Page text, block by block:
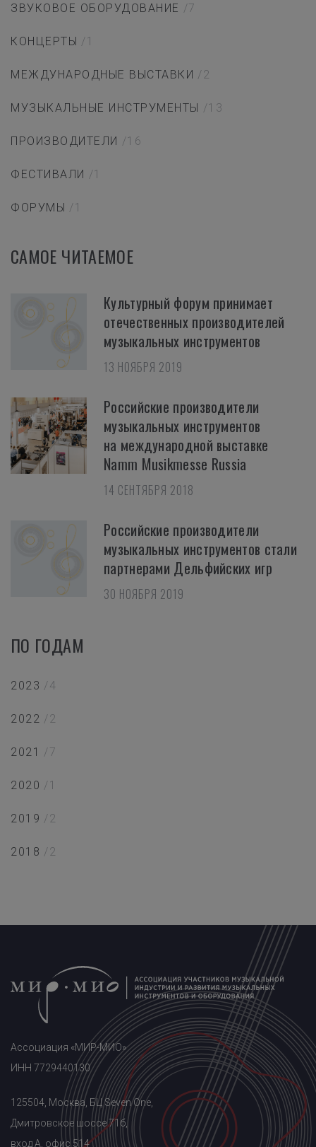
ЗВУКОВОЕ ОБОРУДОВАНИЕ /7
КОНЦЕРТЫ /1
МЕЖДУНАРОДНЫЕ ВЫСТАВКИ /2
МУЗЫКАЛЬНЫЕ ИНСТРУМЕНТЫ /13
ПРОИЗВОДИТЕЛИ /16
ФЕСТИВАЛИ /1
ФОРУМЫ /1
САМОЕ ЧИТАЕМОЕ
Культурный форум принимает
отечественных производителей
музыкальных инструментов
13 НОЯБРЯ 2019
Российские производители
музыкальных инструментов
на международной выставке
Namm Musikmesse Russia
14 СЕНТЯБРЯ 2018
Российские производители
музыкальных инструментов стали
партнерами Дельфийских игр
30 НОЯБРЯ 2019
ПО ГОДАМ
2023 /4
2022 /2
2021 /7
2020 /1
2019 /2
2018 /2
Ассоциация «МИР-МИО»
ИНН 7729440130
125504, Москва, БЦ Seven One,
Дмитровское шоссе 71б,
вход A, офис 514